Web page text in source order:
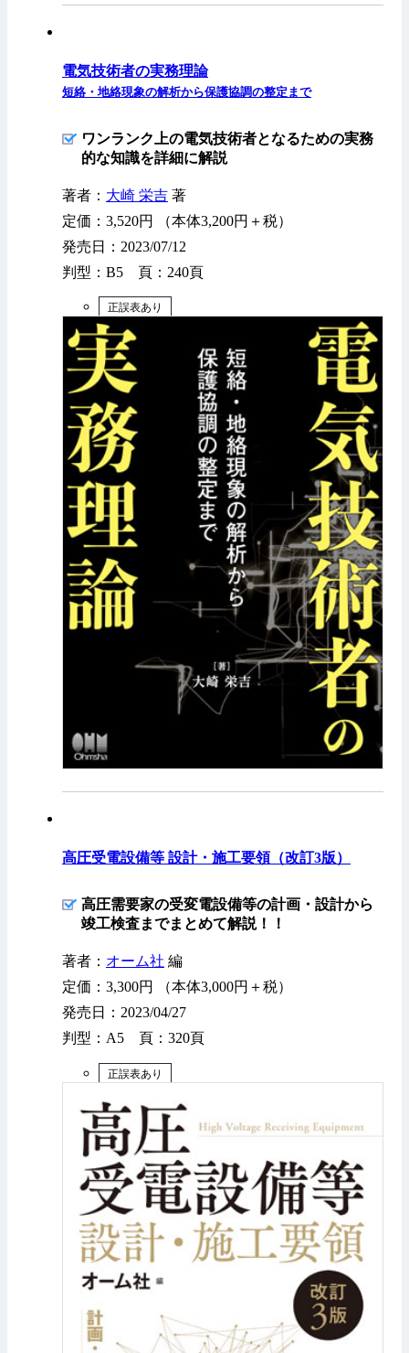
電気技術者の実務理論
短絡・地絡現象の解析から保護協調の整定まで
ワンランク上の電気技術者となるための実務
的な知識を詳細に解説
著者： 大崎 栄吉 著
定価：3,520円 （本体3,200円＋税）
発売日：2023/07/12
判型：B5 頁：240頁
正誤表あり
高圧受電設備等 設計・施工要領（改訂3版）
高圧需要家の受変電設備等の計画・設計から
竣工検査までまとめて解説！！
著者： オーム社 編
定価：3,300円 （本体3,000円＋税）
発売日：2023/04/27
判型：A5 頁：320頁
正誤表あり